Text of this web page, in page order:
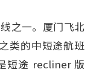
之一。厦门飞北
类的中短途航班
短途 recliner 版